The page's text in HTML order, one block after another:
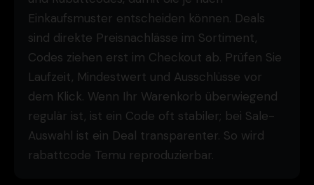
Einkaufsmuster entscheiden können. Deals
sind direkte Preisnachlässe im Sortiment,
Codes ziehen erst im Checkout ab. Prüfen Sie
Laufzeit, Mindestwert und Ausschlüsse vor
dem Klick. Wenn Ihr Warenkorb überwiegend
regulär ist, ist ein Code oft stabiler; bei Sale-
Auswahl ist ein Deal transparenter. So wird
rabattcode Temu reproduzierbar.